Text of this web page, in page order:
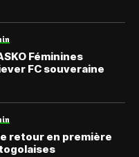
Féminines
FC souveraine
retour en première